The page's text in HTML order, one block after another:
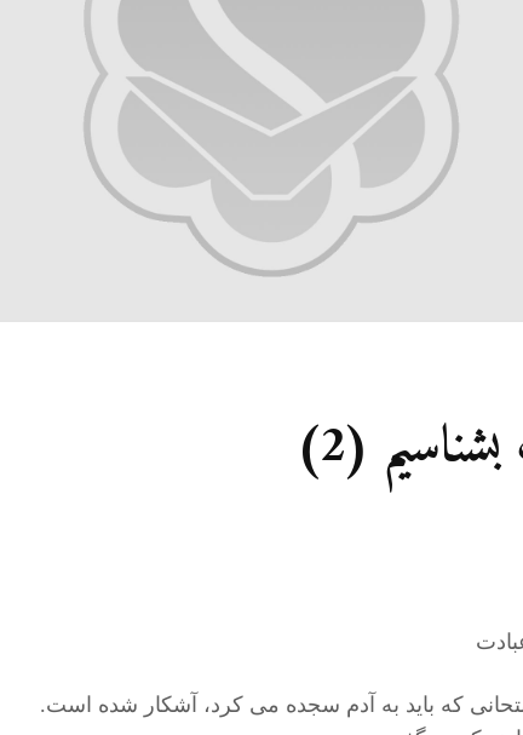
(2)
که باید به آدم سجده می کرد، آشکار شده است.
درباره سنگ زدن به
میان صفا و مروه
20 جولای 2026
27 نمایش ها
19 جولای 2026